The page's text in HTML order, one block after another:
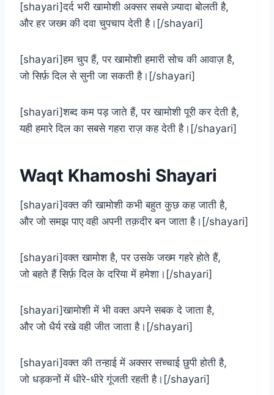
[shayari]दर्द भरी खामोशी अक्सर सबसे ज़्यादा बोलती है,
और हर जख्म की दवा चुपचाप देती है।[/shayari]
[shayari]हम चुप हैं, पर खामोशी हमारी सोच की आवाज़ है,
जो सिर्फ़ दिल से सुनी जा सकती है।[/shayari]
[shayari]शब्द कम पड़ जाते हैं, पर खामोशी पूरी कर देती है,
यही हमारे दिल का सबसे गहरा राज़ कह देती है।[/shayari]
Waqt Khamoshi Shayari​
[shayari]वक्त की खामोशी कभी बहुत कुछ कह जाती है,
और जो समझ पाए वही अपनी तक़दीर बन जाता है।[/shayari]
[shayari]वक्त खामोश है, पर उसके जख्म गहरे होते हैं,
जो बहते हैं सिर्फ़ दिल के दरिया में हमेशा।[/shayari]
[shayari]खामोशी में भी वक्त अपने सबक दे जाता है,
और जो धैर्य रखे वही जीत जाता है।[/shayari]
[shayari]वक्त की तन्हाई में अक्सर सच्चाई छुपी होती है,
जो धड़कनों में धीरे-धीरे गूंजती रहती है।[/shayari]